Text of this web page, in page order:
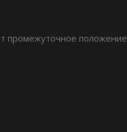
промежуточное